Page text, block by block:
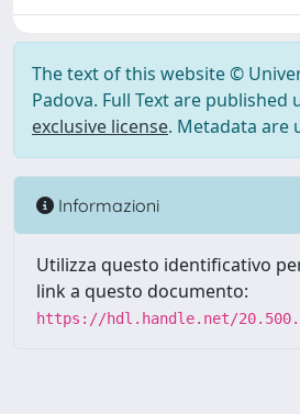
The text of this website ©
Padova. Full Text are published
exclusive license. Metadata are
Informazioni
Utilizza questo identificativo
link a questo documento:
https://hdl.handle.net/